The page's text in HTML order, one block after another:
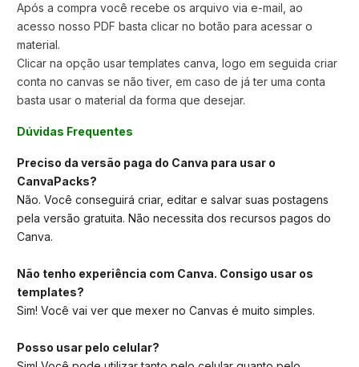
Após a compra você recebe os arquivo via e-mail, ao
acesso nosso PDF basta clicar no botão para acessar o
material.
Clicar na opção usar templates canva, logo em seguida criar
conta no canvas se não tiver, em caso de já ter uma conta
basta usar o material da forma que desejar.
Dúvidas Frequentes
Preciso da versão paga do Canva para usar o
CanvaPacks?
Não. Você conseguirá criar, editar e salvar suas postagens
pela versão gratuita. Não necessita dos recursos pagos do
Canva.
Não tenho experiência com Canva. Consigo usar os
templates?
Sim! Você vai ver que mexer no Canvas é muito simples.
Posso usar pelo celular?